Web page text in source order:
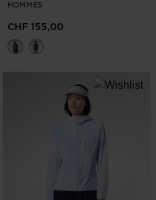
HOMMES
CHF 155,00